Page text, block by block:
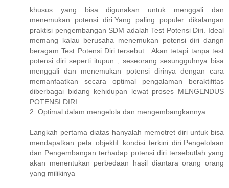
khusus yang bisa digunakan untuk menggali dan
menemukan potensi diri.Yang paling populer dikalangan
praktisi pengembangan SDM adalah Test Potensi Diri. Ideal
memang kalau berusaha menemukan potensi diri dangn
beragam Test Potensi Diri tersebut . Akan tetapi tanpa test
potensi diri seperti itupun , seseorang sesungguhnya bisa
menggali dan menemukan potensi dirinya dengan cara
memanfaatkan secara optimal pengalaman beraktifitas
diberbagai bidang kehidupan lewat proses MENGENDUS
POTENSI DIRI.
2. Optimal dalam mengelola dan mengembangkannya.
Langkah pertama diatas hanyalah memotret diri untuk bisa
mendapatkan peta objektif kondisi terkini diri.Pengelolaan
dan Pengembangan terhadap potensi diri tersebutlah yang
akan menentukan perbedaan hasil diantara orang orang
yang milikinya